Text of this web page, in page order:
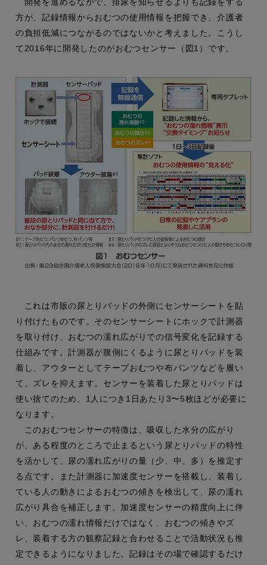
方が、記録情報からおむつの使用情報を把握でき、介護者
の負担低減につながるのではないかと考えました。こうし
て2016年に開発したのがおむつセンサー（図1）です。
これは市販の尿とりパッドの外側にセンサーシートを貼
り付けたものです。そのセンサーシートにホックで計測器
を取り付け、おむつの濡れ広がりでの信号変化を記録する
仕組みです。計測器が腹側にくるように尿とりパッドを装
着し、アウターとしてテープおむつや布パンツなどを履い
て、ズレを抑えます。センサーを装着した尿とりパッドは
使い捨てのため、1人につき1日あたり3〜5枚ほどが必要に
なります。
このおむつセンサーの特徴は、吸収した水分の広がり
が、ある程度のところで止まるという尿とりパッドの特性
を活かして、尿の濡れ広がりの量（少、中、多）を推定す
る点です。また計測器に加速度センサーを搭載し、装着し
ている人の動きによるおむつの傾きを検出して、尿の濡れ
広がり具合を補正します。加速度センサーの精度向上に伴
い、おむつの濡れ情報だけではなく、おむつの傾きやズ
レ、装着する方の観察記録と合わせることで活動状況も推
定できるようになりました。記録はその場で確認するだけ